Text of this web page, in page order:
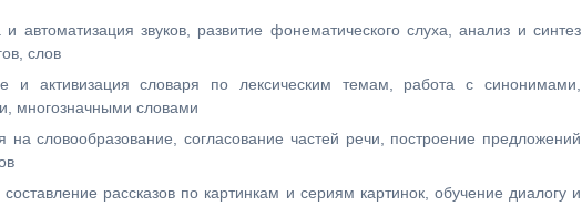
и автоматизация звуков, развитие фонематического слуха, анализ и синтез
слов
и активизация словаря по лексическим темам, работа с синонимами,
многозначными словами
на словообразование, согласование частей речи, построение предложений
рассказов по картинкам и сериям картинок, обучение диалогу и